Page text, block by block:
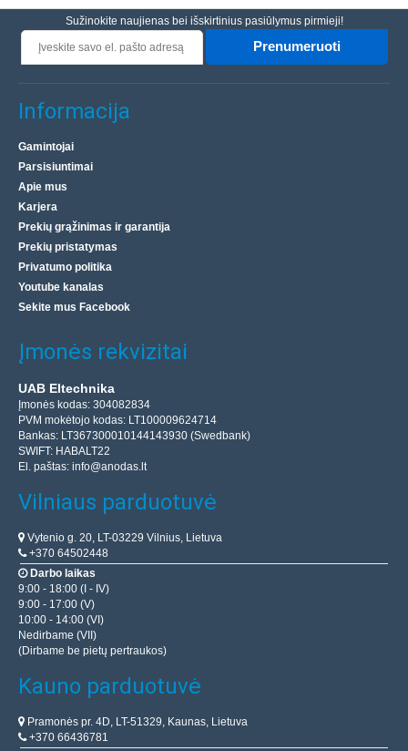
Sužinokite naujienas bei išskirtinius pasiūlymus pirmieji!
Prenumeruoti
Informacija
Gamintojai
Parsisiuntimai
Apie mus
Karjera
Prekių grąžinimas ir garantija
Prekių pristatymas
Privatumo politika
Youtube kanalas
Sekite mus Facebook
Įmonės rekvizitai
UAB Eltechnika
Įmonės kodas: 304082834
PVM mokėtojo kodas: LT100009624714
Bankas: LT367300010144143930 (Swedbank)
SWIFT: HABALT22
El. paštas: info@anodas.lt
Vilniaus parduotuvė
Vytenio g. 20, LT-03229 Vilnius, Lietuva
+370 64502448
Darbo laikas
9:00 - 18:00 (I - IV)
9:00 - 17:00 (V)
10:00 - 14:00 (VI)
Nedirbame (VII)
(Dirbame be pietų pertraukos)
Kauno parduotuvė
Pramonės pr. 4D, LT-51329, Kaunas, Lietuva
+370 66436781